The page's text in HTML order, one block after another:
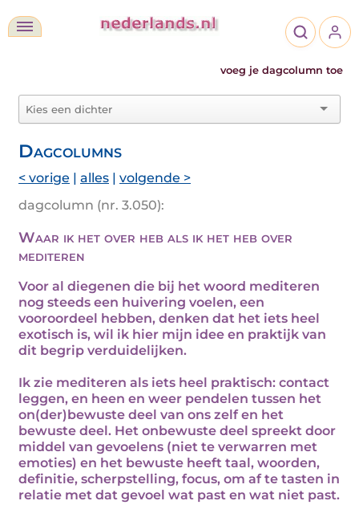
voeg je dagcolumn toe
Dagcolumns
< vorige | alles | volgende >
dagcolumn (nr. 3.050):
Waar ik het over heb als ik het heb over
mediteren
Voor al diegenen die bij het woord mediteren
nog steeds een huivering voelen, een
vooroordeel hebben, denken dat het iets heel
exotisch is, wil ik hier mijn idee en praktijk van
dit begrip verduidelijken.
Ik zie mediteren als iets heel praktisch: contact
leggen, en heen en weer pendelen tussen het
on(der)bewuste deel van ons zelf en het
bewuste deel. Het onbewuste deel spreekt door
middel van gevoelens (niet te verwarren met
emoties) en het bewuste heeft taal, woorden,
definitie, scherpstelling, focus, om af te tasten in
relatie met dat gevoel wat past en wat niet past.